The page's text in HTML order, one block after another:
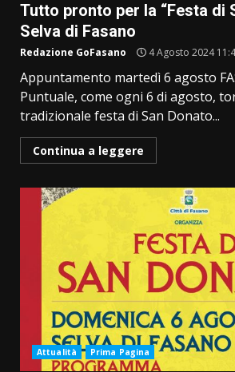
Tutto pronto per la “Festa di
Selva di Fasano
Redazione GoFasano 4 Agosto 2024
Appuntamento martedì 6 agosto
Puntuale, come ogni 6 di agosto,
tradizionale festa di San Donato...
Continua a leggere
Attualità Prima Pagina